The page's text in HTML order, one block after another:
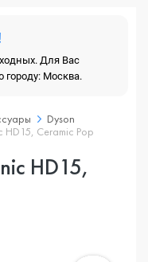
Для Вас
городу: Москва.
Dyson
Ceramic Pop
HD15,